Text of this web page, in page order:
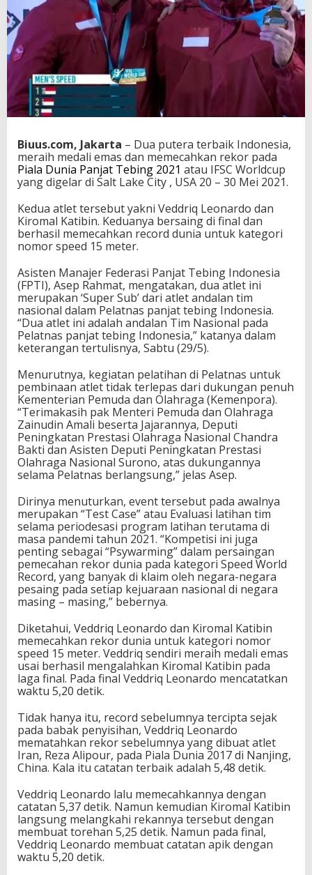
e
c
a
h
n
R
e
k
r
D
u
n
a
d
i
P
a
l
a
D
u
n
i
P
a
n
j
a
t
T
e
b
n
g
2
0
2
1
Biuus.com, Jakarta – Dua putera terbaik Indonesia,
meraih medali emas dan memecahkan rekor pada
Piala Dunia Panjat Tebing 2021 atau IFSC Worldcup
yang digelar di Salt Lake City , USA 20 – 30 Mei 2021.
Kedua atlet tersebut yakni Veddriq Leonardo dan
Kiromal Katibin. Keduanya bersaing di final dan
berhasil memecahkan record dunia untuk kategori
nomor speed 15 meter.
Asisten Manajer Federasi Panjat Tebing Indonesia
(FPTI), Asep Rahmat, mengatakan, dua atlet ini
merupakan ‘Super Sub’ dari atlet andalan tim
nasional dalam Pelatnas panjat tebing Indonesia.
“Dua atlet ini adalah andalan Tim Nasional pada
Pelatnas panjat tebing Indonesia,” katanya dalam
keterangan tertulisnya, Sabtu (29/5).
Menurutnya, kegiatan pelatihan di Pelatnas untuk
pembinaan atlet tidak terlepas dari dukungan penuh
Kementerian Pemuda dan Olahraga (Kemenpora).
“Terimakasih pak Menteri Pemuda dan Olahraga
Zainudin Amali beserta Jajarannya, Deputi
Peningkatan Prestasi Olahraga Nasional Chandra
Bakti dan Asisten Deputi Peningkatan Prestasi
Olahraga Nasional Surono, atas dukungannya
selama Pelatnas berlangsung,” jelas Asep.
Dirinya menuturkan, event tersebut pada awalnya
merupakan “Test Case” atau Evaluasi latihan tim
selama periodesasi program latihan terutama di
masa pandemi tahun 2021. “Kompetisi ini juga
penting sebagai “Psywarming” dalam persaingan
pemecahan rekor dunia pada kategori Speed World
Record, yang banyak di klaim oleh negara-negara
pesaing pada setiap kejuaraan nasional di negara
masing – masing,” bebernya.
Diketahui, Veddriq Leonardo dan Kiromal Katibin
memecahkan rekor dunia untuk kategori nomor
speed 15 meter. Veddriq sendiri meraih medali emas
usai berhasil mengalahkan Kiromal Katibin pada
laga final. Pada final Veddriq Leonardo mencatatkan
waktu 5,20 detik.
Tidak hanya itu, record sebelumnya tercipta sejak
pada babak penyisihan, Veddriq Leonardo
mematahkan rekor sebelumnya yang dibuat atlet
Iran, Reza Alipour, pada Piala Dunia 2017 di Nanjing,
China. Kala itu catatan terbaik adalah 5,48 detik.
Veddriq Leonardo lalu memecahkannya dengan
catatan 5,37 detik. Namun kemudian Kiromal Katibin
langsung melangkahi rekannya tersebut dengan
membuat torehan 5,25 detik. Namun pada final,
Veddriq Leonardo membuat catatan apik dengan
waktu 5,20 detik.